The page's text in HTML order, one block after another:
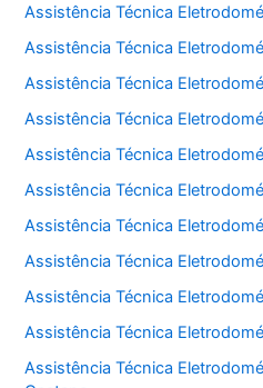
Assistência Técnica
Assistência Técnica
Assistência Técnica
Assistência Técnica
Assistência Técnica
Assistência Técnica
Assistência Técnica
Assistência Técnica
Assistência Técnica
Assistência Técnica
Assistência Técnica